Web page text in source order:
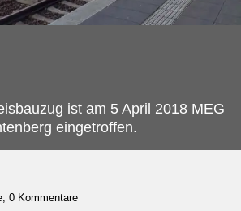
ist am 5 April 2018 MEG
eingetroffen.
0 Kommentare